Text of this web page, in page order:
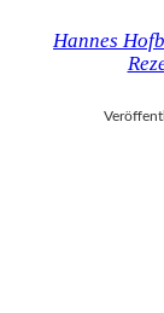
Hannes